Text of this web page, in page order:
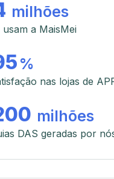
milhões
usam a MaisMei
%
nas lojas de
milhões
DAS geradas por